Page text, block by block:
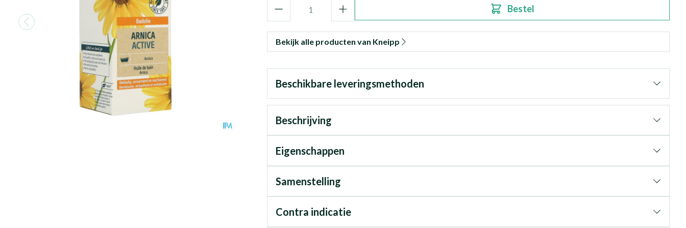
Bestel
Bekijk alle producten van Kneipp
Beschikbare leveringsmethoden
Beschrijving
Eigenschappen
Samenstelling
Contra indicatie